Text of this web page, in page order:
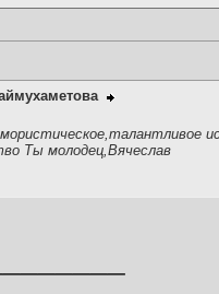
Ты молодец,Вячеслав